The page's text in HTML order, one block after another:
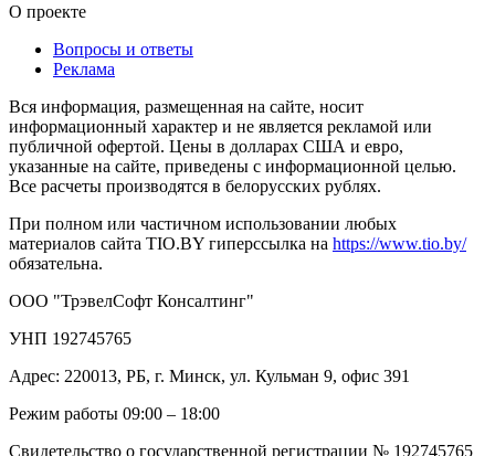
О проекте
Вопросы и ответы
Реклама
Вся информация, размещенная на сайте, носит
информационный характер и не является рекламой или
публичной офертой. Цены в долларах США и евро,
указанные на сайте, приведены с информационной целью.
Все расчеты производятся в белорусских рублях.
При полном или частичном использовании любых
материалов сайта TIO.BY гиперссылка на https://www.tio.by/
обязательна.
ООО "ТрэвелСофт Консалтинг"
УНП 192745765
Адрес: 220013, РБ, г. Минск, ул. Кульман 9, офис 391
Режим работы 09:00 – 18:00
Свидетельство о государственной регистрации № 192745765